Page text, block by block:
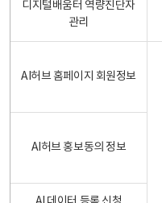
디지털배움터 역량진단자
관리
AI허브 홈페이지 회원정보
AI허브 홍보동의 정보